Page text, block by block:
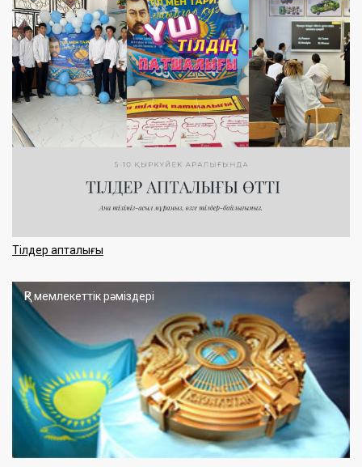
Тілдер апталығы
ҚР мемлекеттік рәміздері